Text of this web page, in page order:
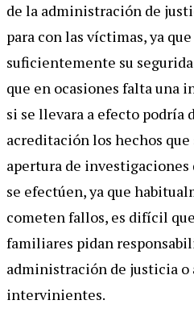
de la administración de
para con las víctimas, ya
suficientemente su
que en ocasiones falta una
si se llevara a efecto podría
acreditación los hechos que
apertura de
se efectúen, ya que
cometen fallos, es difícil
familiares pidan
administración de justicia o
intervinientes.